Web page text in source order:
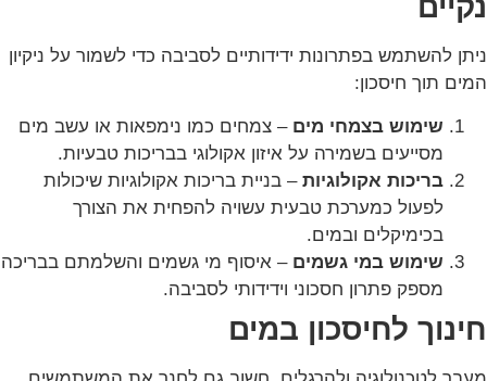
נקיים
ניתן להשתמש בפתרונות ידידותיים לסביבה כדי לשמור על ניקיון
המים תוך חיסכון:
שימוש בצמחי מים – צמחים כמו נימפאות או עשב מים
מסייעים בשמירה על איזון אקולוגי בבריכות טבעיות.
בריכות אקולוגיות – בניית בריכות אקולוגיות שיכולות
לפעול כמערכת טבעית עשויה להפחית את הצורך
בכימיקלים ובמים.
שימוש במי גשמים – איסוף מי גשמים והשלמתם בבריכה
מספק פתרון חסכוני וידידותי לסביבה.
חינוך לחיסכון במים